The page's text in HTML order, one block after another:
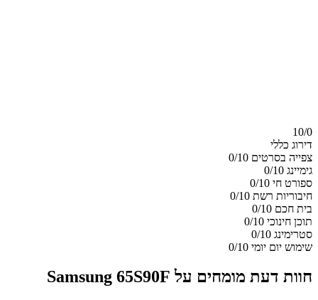
10/0
דירוג כללי
צפייה בסרטים 0/10
גימיינג 0/10
ספורט חי 0/10
חיבוריות רשת 0/10
בית חכם 0/10
תוכן חינוכי 0/10
סטרימינג 0/10
שימוש יום יומי 0/10
חוות דעת מומחים על Samsung 65S90F